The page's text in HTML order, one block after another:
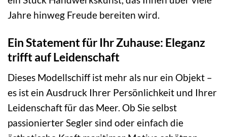
Jahre hinweg Freude bereiten wird.
Ein Statement für Ihr Zuhause: Eleganz
trifft auf Leidenschaft
Dieses Modellschiff ist mehr als nur ein Objekt –
es ist ein Ausdruck Ihrer Persönlichkeit und Ihrer
Leidenschaft für das Meer. Ob Sie selbst
passionierter Segler sind oder einfach die